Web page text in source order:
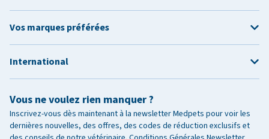
Vous ne voulez rien manquer ?
Inscrivez-vous dès maintenant à la newsletter Medpets pour voir les
dernières nouvelles, des offres, des codes de réduction exclusifs et
Vos marques préférées
International